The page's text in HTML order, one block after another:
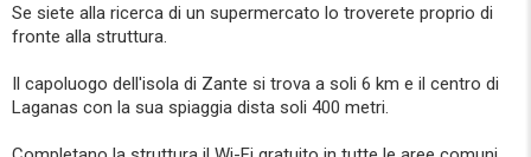
Se siete alla ricerca di un supermercato lo troverete proprio di
fronte alla struttura.
Il capoluogo dell'isola di Zante si trova a soli 6 km e il centro di
Laganas con la sua spiaggia dista soli 400 metri.